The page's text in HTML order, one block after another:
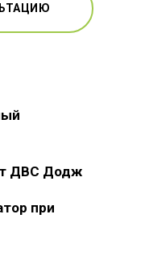
ДВС Додж
при